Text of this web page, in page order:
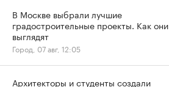
В Москве выбрали лучшие
градостроительные проекты. Как они
выглядят
Город, 07 авг, 12:05
Архитекторы и студенты создали